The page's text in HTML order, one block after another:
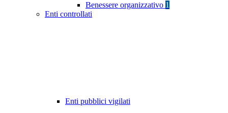
Benessere organizzativo 1
Enti controllati
Enti pubblici vigilati